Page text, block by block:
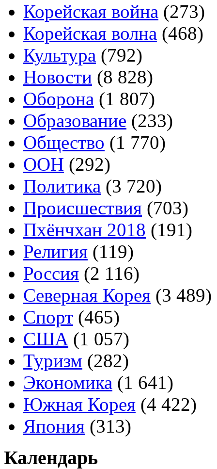
Корейская война (273)
Корейская волна (468)
Культура (792)
Новости (8 828)
Оборона (1 807)
Образование (233)
Общество (1 770)
ООН (292)
Политика (3 720)
Происшествия (703)
Пхёнчхан 2018 (191)
Религия (119)
Россия (2 116)
Северная Корея (3 489)
Спорт (465)
США (1 057)
Туризм (282)
Экономика (1 641)
Южная Корея (4 422)
Япония (313)
Календарь